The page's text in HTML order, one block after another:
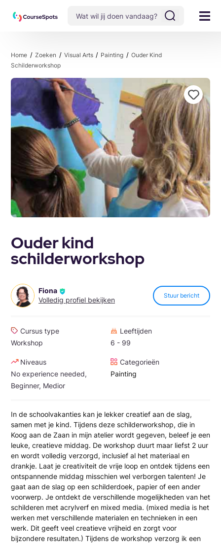
Home Zoeken Visual Arts Painting
Ouder Kind
Schilderworkshop
Ouder kind
schilderworkshop
Fiona
Volledig profiel bekijken
Stuur bericht
Cursus type
Workshop
Leeftijden
6 - 99
Niveaus
No experience needed,
Beginner, Medior
Categorieën
Painting
In de schoolvakanties kan je lekker creatief aan de slag,
samen met je kind. Tijdens deze schilderworkshop, die in
Koog aan de Zaan in mijn atelier wordt gegeven, beleef je een
leuke, creatieve middag. De workshop duurt maar liefst 2 uur
en wordt volledig verzorgd, inclusief al het materiaal en
drankje. Laat je creativiteit de vrije loop en ontdek tijdens een
ontspannende middag misschien wel verborgen talenten! Je
gaat aan de slag op een schilderdoek, papier of een ander
voorwerp. Je ontdekt de verschillende mogelijkheden van het
schilderen met acrylverf en mixed media. (mixed media is het
werken met verschillende materialen en technieken in een
werk. Dit geeft veel creatieve vrijheid en zorgt voor
bijzondere resultaten.) Tijdens de workshop verzorg ik een